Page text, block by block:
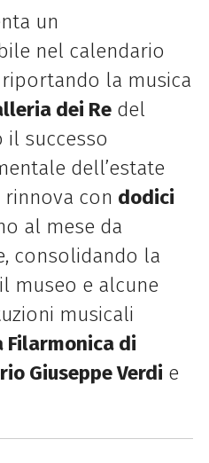
un
nel calendario
la musica
dei Redel
il successo
dell’estate
rinnova con dodici
al mese da
consolidando la
museo e alcune
musicali
Filarmonica di
Giuseppe Verdi e